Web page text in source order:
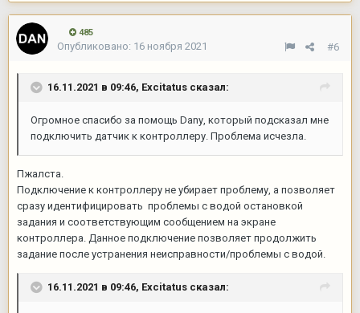
485
#6
Опубликовано: 16 ноября 2021
16.11.2021 в 09:46, Excitatus сказал:
Огромное спасибо за помощь Danу, который подсказал мне
подключить датчик к контроллеру. Проблема исчезла.
Пжалста.
Подключение к контроллеру не убирает проблему, а позволяет
сразу идентифицировать проблемы с водой остановкой
задания и соответствующим сообщением на экране
контроллера. Данное подключение позволяет продолжить
задание после устранения неисправности/проблемы с водой.
16.11.2021 в 09:46, Excitatus сказал: